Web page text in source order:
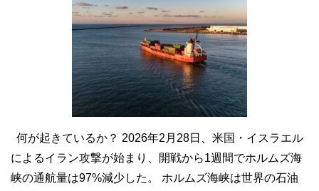
何が起きているか？ 2026年2月28日、米国・イスラエル
によるイラン攻撃が始まり、開戦から1週間でホルムズ海
峡の通航量は97%減少した。 ホルムズ海峡は世界の石油